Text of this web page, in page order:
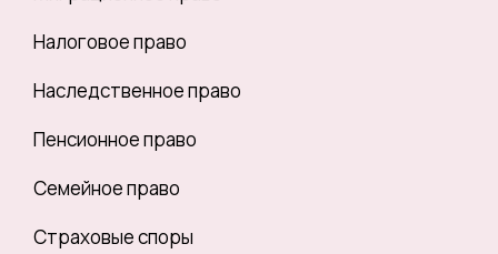
Налоговое право
Наследственное право
Пенсионное право
Семейное право
Страховые споры